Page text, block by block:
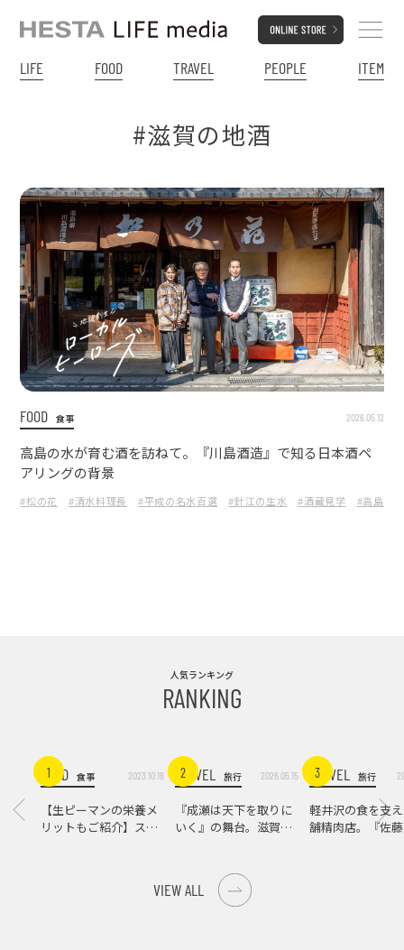
LIFE FOOD TRAVEL PEOPLE ITEM
#滋賀の地酒
FOOD 食事 2026.05.12
高島の水が育む酒を訪ねて。『川島酒造』で知る日本酒ペ
アリングの背景
#松の花 #清水料理長 #平成の名水百選 #針江の生水 #酒蔵見学 #高島市
人気ランキング
RANKING
1FOOD 食事 2023.10.16
【生ピーマンの栄養メ
リットもご紹介】スパ
2
TRAVEL 旅行 2026.05.15
『成瀬は天下を取りに
いく』の舞台。滋賀県
3
TRAVEL 旅行
軽井沢の食を支
舗精肉店。『佐
VIEW ALL